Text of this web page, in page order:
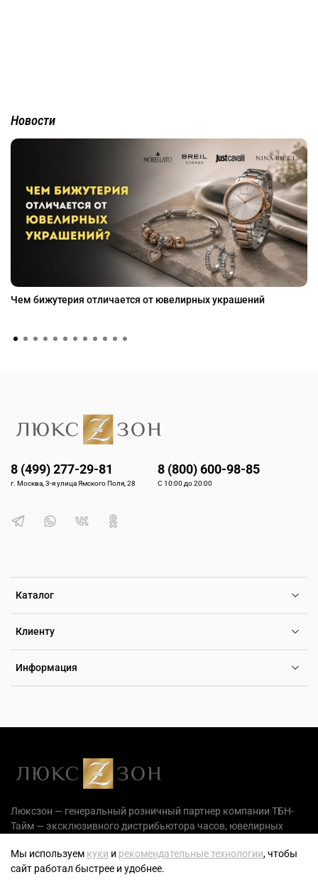
Новости
Чем бижутерия отличается от ювелирных украшений
Каталог
Клиенту
Информация
8 (499) 277-29-81
г. Москва, 3-я улица Ямского Поля, 28
8 (800) 600-98-85
С 10:00 до 20:00
Люксзон — генеральный розничный партнер компании ТБН-
Тайм — эксклюзивного дистрибьютора часов, ювелирных
Мы используем куки и рекомендательные технологии, чтобы
сайт работал быстрее и удобнее.